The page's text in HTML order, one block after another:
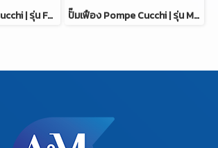
ปั๊มเฟือง Pompe Cucchi | รุ่น FMG 050 ปั๊มเฟือง Pompe Cucchi | รุ่น MX-05